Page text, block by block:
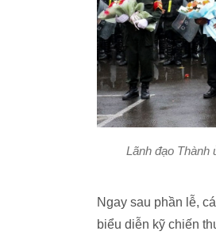
Lãnh đạo
Ngay sau phần lễ,
biểu diễn kỹ chiến